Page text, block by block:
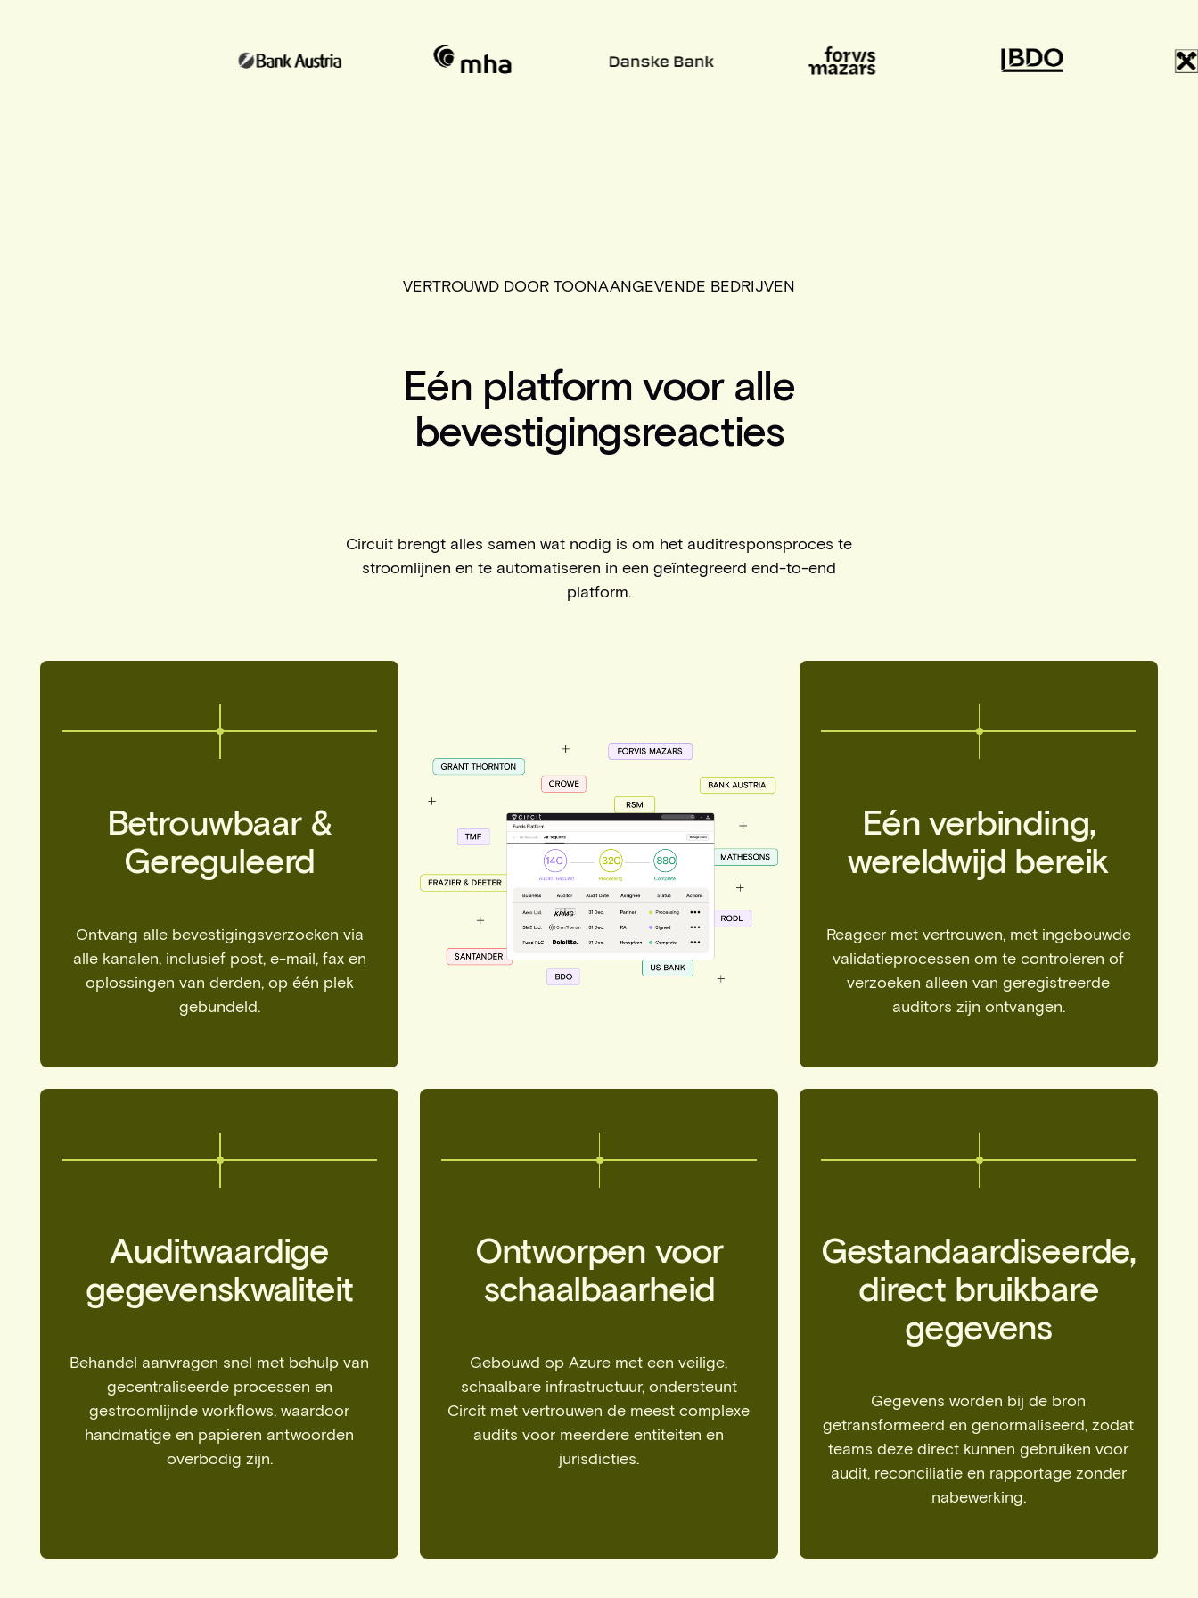
VERTROUWD DOOR TOONAANGEVENDE BEDRIJVEN
Eén platform voor alle
bevestigingsreacties
Circuit brengt alles samen wat nodig is om het auditresponsproces te
stroomlijnen en te automatiseren in een geïntegreerd end-to-end
platform.
Betrouwbaar &
Gereguleerd
Ontvang alle bevestigingsverzoeken via
alle kanalen, inclusief post, e-mail, fax en
oplossingen van derden, op één plek
gebundeld.
Eén verbinding,
wereldwijd bereik
Reageer met vertrouwen, met ingebouwde
validatieprocessen om te controleren of
verzoeken alleen van geregistreerde
auditors zijn ontvangen.
Auditwaardige
gegevenskwaliteit
Behandel aanvragen snel met behulp van
gecentraliseerde processen en
gestroomlijnde workflows, waardoor
handmatige en papieren antwoorden
overbodig zijn.
Ontworpen voor
schaalbaarheid
Gebouwd op Azure met een veilige,
schaalbare infrastructuur, ondersteunt
Circit met vertrouwen de meest complexe
audits voor meerdere entiteiten en
jurisdicties.
Gestandaardiseerde,
direct bruikbare
gegevens
Gegevens worden bij de bron
getransformeerd en genormaliseerd, zodat
teams deze direct kunnen gebruiken voor
audit, reconciliatie en rapportage zonder
nabewerking.